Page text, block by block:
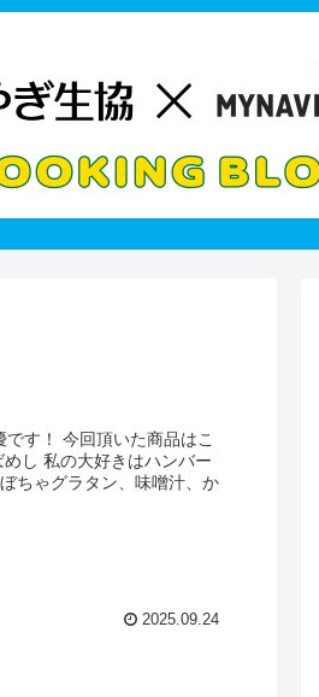
す！ 今回頂いた商品はこ
し 私の大好きはハンバー
ちゃグラタン、味噌汁、か
2025.09.24